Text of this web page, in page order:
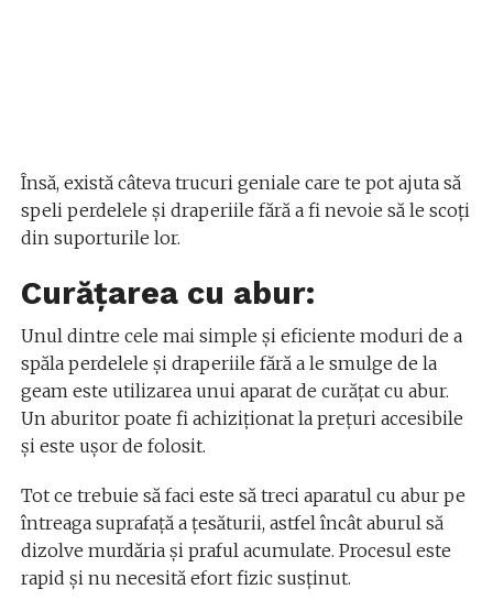
Însă, există câteva trucuri geniale care te pot ajuta să
speli perdelele și draperiile fără a fi nevoie să le scoți
din suporturile lor.
Curățarea cu abur:
Unul dintre cele mai simple și eficiente moduri de a
spăla perdelele și draperiile fără a le smulge de la
geam este utilizarea unui aparat de curățat cu abur.
Un aburitor poate fi achiziționat la prețuri accesibile
și este ușor de folosit.
Tot ce trebuie să faci este să treci aparatul cu abur pe
întreaga suprafață a țesăturii, astfel încât aburul să
dizolve murdăria și praful acumulate. Procesul este
rapid și nu necesită efort fizic susținut.